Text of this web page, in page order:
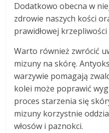
Dodatkowo obecna w
zdrowie naszych kości
prawidłowej krzepliwości
Warto również zwrócić
mizuny na skórę.
warzywie pomagają
kolei może poprawić
proces starzenia się
mizuny korzystnie
włosów i paznokci.